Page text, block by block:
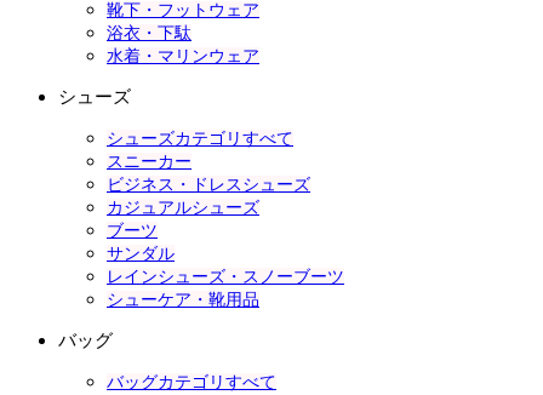
靴下・フットウェア
浴衣・下駄
水着・マリンウェア
シューズ
シューズカテゴリすべて
スニーカー
ビジネス・ドレスシューズ
カジュアルシューズ
ブーツ
サンダル
レインシューズ・スノーブーツ
シューケア・靴用品
バッグ
バッグカテゴリすべて